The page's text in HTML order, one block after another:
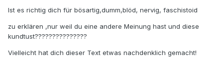
Ist es richtig dich für bösartig,dumm,blöd, nervig, faschistoid
zu erklären ,nur weil du eine andere Meinung hast und diese
kundtust???????????????
Vielleicht hat dich dieser Text etwas nachdenklich gemacht!